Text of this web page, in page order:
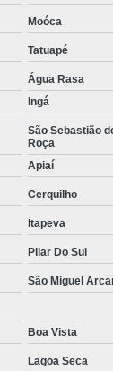
Tratamento de
Moóca
Tatuapé
Água Rasa
Ingá
São Sebastião
Roça
Apiaí
Cerquilho
Itapeva
Pilar Do Sul
São Miguel
Boa Vista
Lagoa Seca